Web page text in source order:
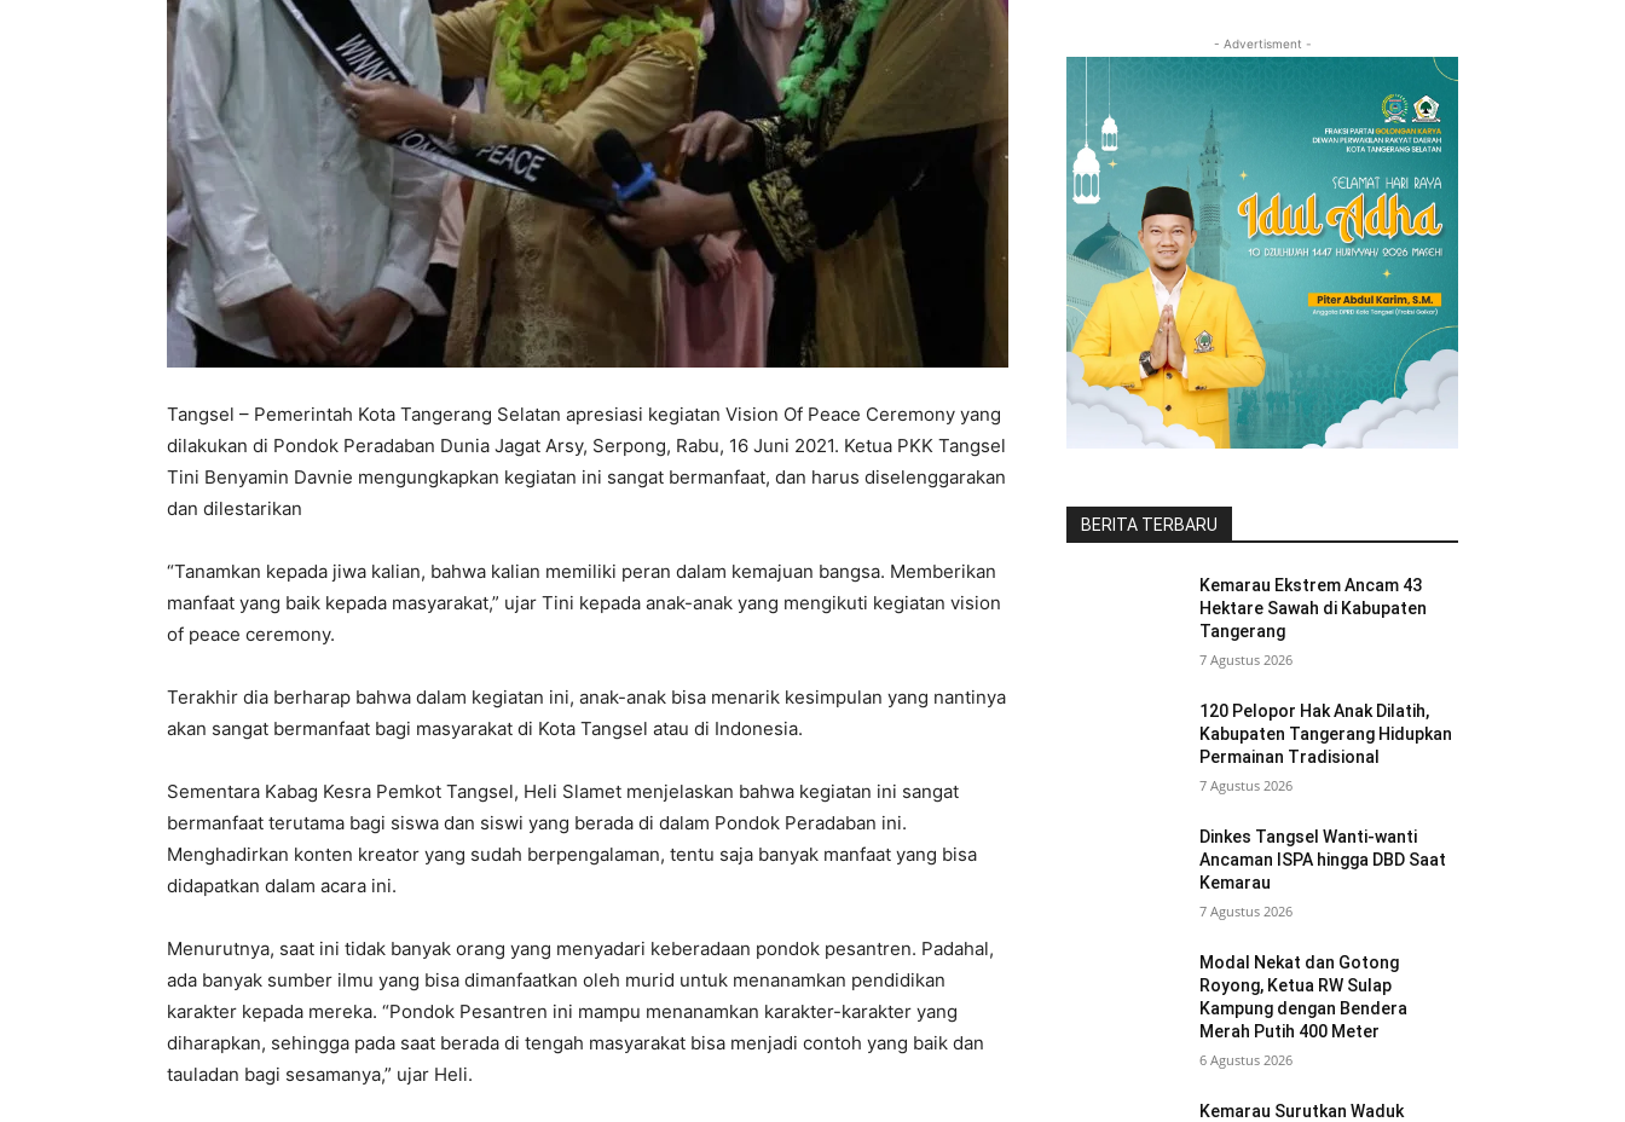
Tangsel – Pemerintah Kota Tangerang Selatan apresiasi kegiatan Vision Of Peace Ceremony yang
dilakukan di Pondok Peradaban Dunia Jagat Arsy, Serpong, Rabu, 16 Juni 2021. Ketua PKK Tangsel
Tini Benyamin Davnie mengungkapkan kegiatan ini sangat bermanfaat, dan harus diselenggarakan
dan dilestarikan
“Tanamkan kepada jiwa kalian, bahwa kalian memiliki peran dalam kemajuan bangsa. Memberikan
manfaat yang baik kepada masyarakat,” ujar Tini kepada anak-anak yang mengikuti kegiatan vision
of peace ceremony.
Terakhir dia berharap bahwa dalam kegiatan ini, anak-anak bisa menarik kesimpulan yang nantinya
akan sangat bermanfaat bagi masyarakat di Kota Tangsel atau di Indonesia.
Sementara Kabag Kesra Pemkot Tangsel, Heli Slamet menjelaskan bahwa kegiatan ini sangat
bermanfaat terutama bagi siswa dan siswi yang berada di dalam Pondok Peradaban ini.
Menghadirkan konten kreator yang sudah berpengalaman, tentu saja banyak manfaat yang bisa
didapatkan dalam acara ini.
Menurutnya, saat ini tidak banyak orang yang menyadari keberadaan pondok pesantren. Padahal,
ada banyak sumber ilmu yang bisa dimanfaatkan oleh murid untuk menanamkan pendidikan
karakter kepada mereka. “Pondok Pesantren ini mampu menanamkan karakter-karakter yang
diharapkan, sehingga pada saat berada di tengah masyarakat bisa menjadi contoh yang baik dan
tauladan bagi sesamanya,” ujar Heli.
- Advertisment -
BERITA TERBARU
Kemarau Ekstrem Ancam 43
Hektare Sawah di Kabupaten
Tangerang
7 Agustus 2026
120 Pelopor Hak Anak Dilatih,
Kabupaten Tangerang Hidupkan
Permainan Tradisional
7 Agustus 2026
Dinkes Tangsel Wanti-wanti
Ancaman ISPA hingga DBD Saat
Kemarau
7 Agustus 2026
Modal Nekat dan Gotong
Royong, Ketua RW Sulap
Kampung dengan Bendera
Merah Putih 400 Meter
6 Agustus 2026
Kemarau Surutkan Waduk